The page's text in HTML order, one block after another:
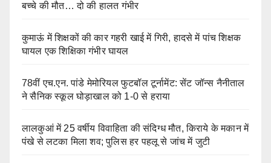
बच्चे की मौत… दो की हालत गंभीर
कुमाऊं में शिक्षकों की कार गहरी खाई में गिरी, हादसे में पांच शिक्षक
घायल एक शिक्षिका गंभीर घायल
78वीं एच.एन. पांडे मेमोरियल फुटबॉल टूर्नामेंट: सेंट जॉन्स नैनीताल
ने सैनिक स्कूल घोड़ाखाल को 1-0 से हराया
लालकुआं में 25 वर्षीय विवाहिता की संदिग्ध मौत, किराये के मकान में
पंखे से लटका मिला शव; पुलिस हर पहलू से जांच में जुटी